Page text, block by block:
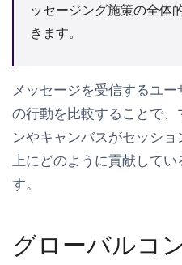
ッセージング施策の全体
きます。
メッセージを受信するユ
の行動を比較することで
ンやキャンバスがセッシ
上にどのように貢献して
す。
グローバルコ